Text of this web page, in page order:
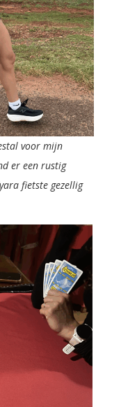
voor mijn
er een rustig
fietste gezellig